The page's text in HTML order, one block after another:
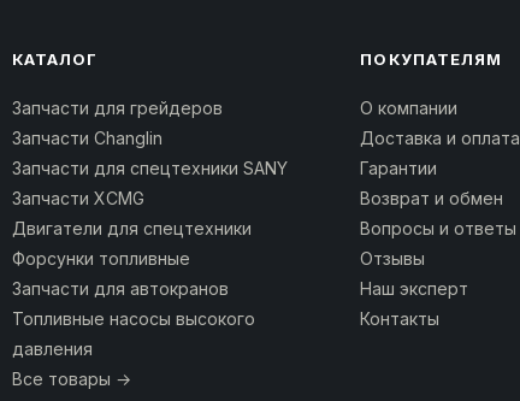
КАТАЛОГ
Запчасти для грейдеров
Запчасти Changlin
Запчасти для спецтехники SANY
Запчасти XCMG
Двигатели для спецтехники
Форсунки топливные
Запчасти для автокранов
Топливные насосы высокого
давления
Все товары →
ПОКУПАТЕЛЯМ
О компании
Доставка и оплата
Гарантии
Возврат и обмен
Вопросы и ответы
Отзывы
Наш эксперт
Контакты